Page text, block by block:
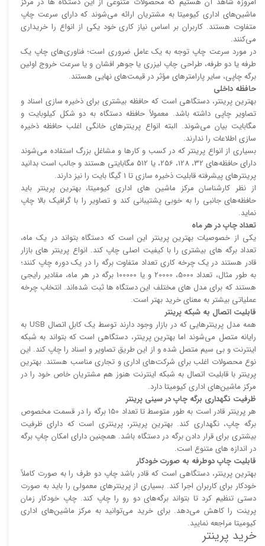
ماشین‌های اداری کیومیتا به مشتریان ارائه می‌شوند که دارای سرعت چاپ
متفاوت هستند. کاربران بر اساس نیاز کاری خود یکی از انواع را خریداری
می‌کنند.
در مورد سرعت چاپ توجه به یک عامل ضروری است؛ فناوری‌های چاپ یک
طرفه یا دو طرفه، طراحی چاپ لیزری یا جوهر افشان و یا سرعت خروج اولین
برگه چاپی، سایر پارامتر‌های مؤثر در قیمت‌های نهایی هستند.
حافظه داخلی
بهترین پرینتر، دستگاهی است که حافظه بیشتری برای ذخیره سازی اسناد و
تصاویر چاپی داشته باشد. معمولاً حافظه دستگاه به دو شکل کیلوبایت و
مگابایت بیان می‌شوند. البته انواع پرینتر‌های خانگی اغلب حافظه ذخیره
سازی اطلاعات را ندارند.
بسیاری از انواع پرینتر که در کسب و کار‌ها و مشاغل بزرگ استفاده می‌شوند
دارای حافظه‌های 32، 128، 256، یا 512 مگابایتی هستند و جالب است بدانید
پرینتر‌های پیشرفته قابلیت ذخیره سازی تا 1 گیگا بایت را نیز دارند.
از نظر کارشناسان مرکز ماشین های اداری کیومیتا، بهترین پرینتر باید
حافظه‌های جانبی را به خوبی پشتیبانی کند و تصاویر را با گرافیک بالا چاپ
نماید.
تعداد چاپ در هر ماه
یکی از خصوصیات بهترین پرینتر این است که دستگاه بتواند در یک ماه،
تعداد برگه های بیشتری را با کیفیت اصلی چاپ کند. انواع پرینتر های بازار
قادر هستند در یک چرخه کاری تعداد متفاوت برگه را در یک دوره چاپ کنند؛
به طور مثال، تعداد 5000، 20000 و یا 100000 برگه در هر ماه، مقادیر رایجی
هستند که برای مدل های مختلف این دستگاه ها ثبت شده‌اند. انتخاب چرخه
عملیاتی بیشتر به معنای خرید بهتر است.
قابلیت اتصال به شبکه پرینتر
همه مدل پرینتر‌هایی که در بازار وجود دارند توسط یک کابل اتصال USB به
رایانه متصل می‌شوند اما بهترین پرینتر، دستگاهی است که بتواند به شبکه
اینترنت و بی سیم متصل شده و از این طریق تصاویر و اسناد را چاپ کند. این
نوع محصولات اغلب برای شرکت‌های اداری و تجاری مناسب هستند. بهترین
پرینتر با قابلیت اتصال به شبکه اینترنت هنوز هم مشتریان خاص خود را در
مرکز ماشین‌های اداری کیومیتا دارد.
ظرفیت نگهداری برگه چاپ در سینی پرینتر
هر پرینتر قادر است به طور متوسط تا تعداد 150 برگه را در قسمت مخصوص
برگه چاپ، نگهداری کند. بهترین پرینتر، پرینتری است که دارای ظرفیت
بیشتری برای قرار دادن برگه در دستگاه باشد. همچنین دارای امکان چاپ برگه
در اندازه های متنوع است.
قابلیت چاپ دوطرفه به صورت خودکار
بهترین پرینتر، دستگاهی است که قادر باشد چاپ دو طرف را به صورت کاملاً
خودکار برای کاربران اجرا کند. بسیاری از پرینتر‌های معمولی را باید به صورت
دستی تنظیم کرد تا بتواند برگه‌های دو رو را چاپ کند. چاپ خودکار زمان
پرینت را کاهش می‌دهد. برای خرید می‌توانید به مرکز ماشین‌های اداری
کیومیتا مراجعه نمایید.
خرید پرینتر